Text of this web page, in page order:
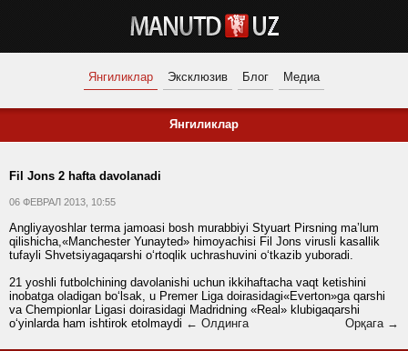
Янгиликлар Эксклюзив Блог Медиа
Янгиликлар
Fil Jons 2 hafta davolanadi
06 ФЕВРАЛ 2013, 10:55
Angliyayoshlar terma jamoasi bosh murabbiyi Styuart Pirsning ma’lum
qilishicha,«Manchester Yunayted» himoyachisi Fil Jons virusli kasallik
tufayli Shvetsiyagaqarshi o‘rtoqlik uchrashuvini o‘tkazib yuboradi.
21 yoshli futbolchining davolanishi uchun ikkihaftacha vaqt ketishini
inobatga oladigan bo‘lsak, u Premer Liga doirasidagi«Everton»ga qarshi
va Chempionlar Ligasi doirasidagi Madridning «Real» klubigaqarshi
o‘yinlarda ham ishtirok etolmaydi ← Олдинга Орқага →